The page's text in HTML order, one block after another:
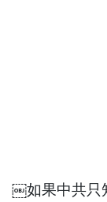
￼如果中共只